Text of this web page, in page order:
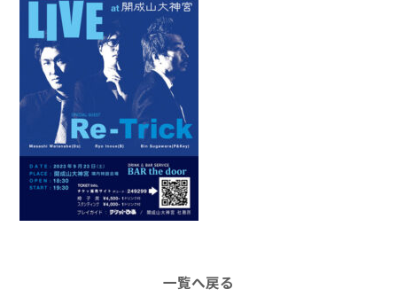
一覧へ戻る